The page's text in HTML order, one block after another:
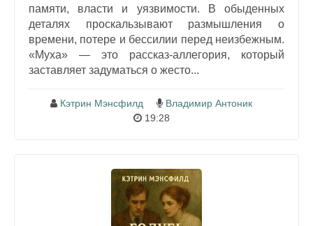
памяти, власти и уязвимости. В обыденных
деталях проскальзывают размышления о
времени, потере и бессилии перед неизбежным.
«Муха» — это рассказ-аллегория, который
заставляет задуматься о жесто...
Кэтрин Мэнсфилд
Владимир Антоник
19:28